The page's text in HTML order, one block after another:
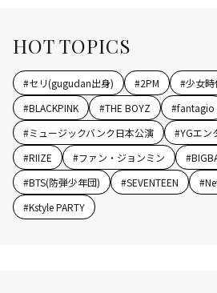
HOT TOPICS
#セリ(gugudan出身) #2PM #少女時
#BLACKPINK #THE BOYZ #fantagio
#ミュージックバンク日本公演 #YGエン
#RIIZE #ファン・ジョンミン #
#BTS(防弾少年団) #SEVENTEEN #
#Kstyle PARTY